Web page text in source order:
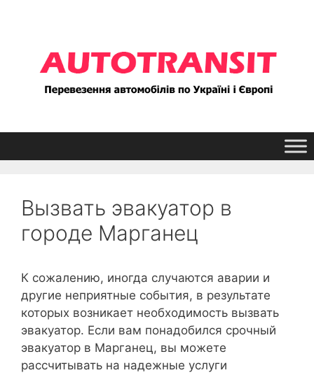
Вызвать эвакуатор в
городе Марганец
К сожалению, иногда случаются аварии и
другие неприятные события, в результате
которых возникает необходимость вызвать
эвакуатор. Если вам понадобился срочный
эвакуатор в Марганец, вы можете
рассчитывать на надежные услуги